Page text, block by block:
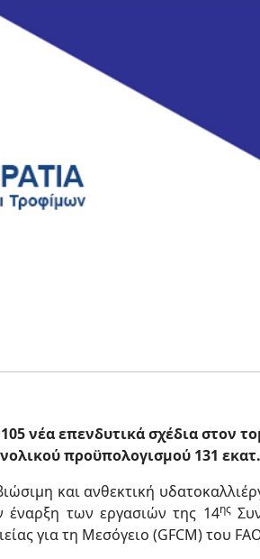
νέα επενδυτικά σχέδια στον
προϋπολογισμού 131
και ανθεκτική
έναρξη των εργασιών της 14ης
για τη Μεσόγειο (GFCM) του